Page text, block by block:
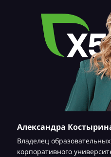
Александра
Владелец
корпоративного